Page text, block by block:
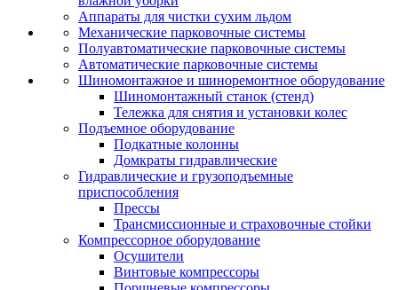
Аппараты для чистки сухим льдом
Механические парковочные системы
Полуавтоматические парковочные системы
Автоматические парковочные системы
Шиномонтажное и шиноремонтное оборудование
Шиномонтажный станок (стенд)
Тележка для снятия и установки колес
Подъемное оборудование
Подкатные колонны
Домкраты гидравлические
Гидравлические и грузоподъемные
приспособления
Прессы
Трансмиссионные и страховочные стойки
Компрессорное оборудование
Осушители
Винтовые компрессоры